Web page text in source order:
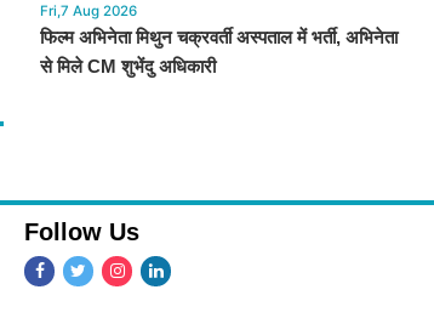
Fri,7 Aug 2026
फिल्म अभिनेता मिथुन चक्रवर्ती अस्पताल में भर्ती, अभिनेता
से मिले CM शुभेंदु अधिकारी
Follow Us